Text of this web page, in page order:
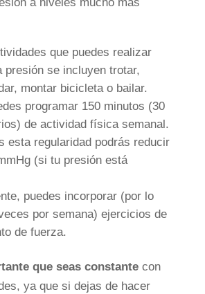
a niveles mucho más
que puedes realizar
presión se incluyen trotar,
montar bicicleta o bailar.
programar 150 minutos (30
de actividad física semanal.
esta regularidad podrás reducir
(si tu presión está
puedes incorporar (por lo
por semana) ejercicios de
de fuerza.
que seas constantecon
ya que si dejas de hacer